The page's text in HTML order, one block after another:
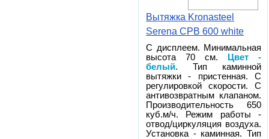
Вытяжка Kronasteel
Serena CPB 600 white
С дисплеем. Минимальная
высота 70 см.
Цвет -
белый. Тип каминной
вытяжки - пристенная. С
регулировкой скорости. С
антивозвратным клапаном.
Производительность 650
куб.м/ч. Режим работы -
отвод/циркуляция воздуха.
Установка - каминная. Тип